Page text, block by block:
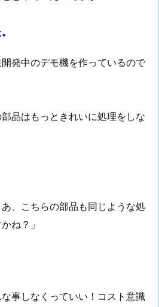
発中のデモ機を作っているので
部品はもっときれいに処理をしな
あ、こちらの部品も同じような処
ね？」
な事しなくっていい！コスト意識